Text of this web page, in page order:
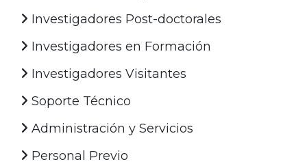
Investigadores Post-doctorales
Investigadores en Formación
Investigadores Visitantes
Soporte Técnico
Administración y Servicios
Personal Previo